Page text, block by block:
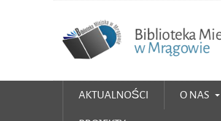
AKTUALNOŚCI O NAS